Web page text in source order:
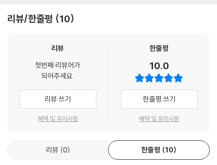
때때로 그 용기에 상응하는 결과를 선사한다. 바로 2장에 담긴 이야기처럼.
미워도 고와도 내 인생
못했다 여긴 선택에 빚을 지게 되는 순간 역시 무수하다. 그러니 인생은 ‘풀
칼라’, 흑백으로 나누어지지 않는 총체적인 작품이라 보아야 할 것이다.
내 삶이 대답했다, 다 괜찮다고
나만의 길을 충실히 걸어가고 있는 것만으로도, 괜찮다. 잘하고 있는 것이
에 달려 있다고, ‘그 선택을 어떻게 받아들이느냐.’만이 인생을 훌륭히 살아
내는 열쇠라고 말이다.
리뷰/한줄평 10
리뷰
첫번째 리뷰어가
되어주세요.
리뷰 쓰기
혜택 및 유의사항
한줄평
10.0
한줄평 쓰기
혜택 및 유의사항
리뷰 0 한줄평 10